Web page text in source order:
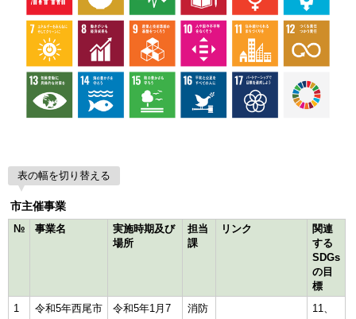
表の幅を切り替える
市主催事業
№
事業名
実施時期及び
場所
担当
課
リンク
関連
する
SDGs
の目
標
1
令和5年西尾市
令和5年1月7
消防
11、